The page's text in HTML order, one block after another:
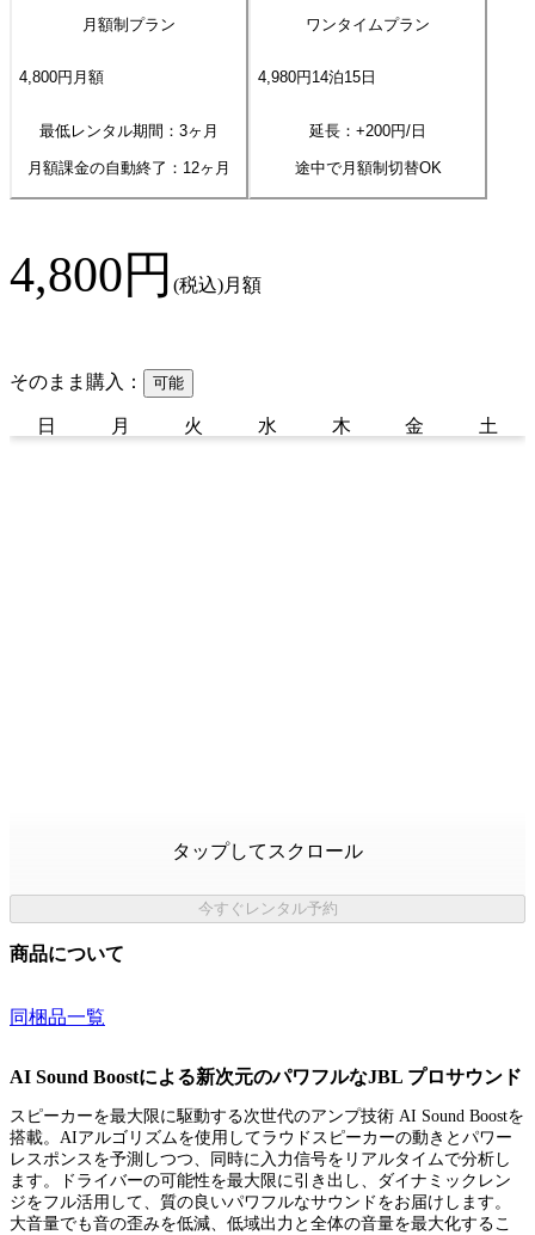
月額制プラン
4,800円 月額
最低レンタル期間：3ヶ月
月額課金の自動終了： 12ヶ月
ワンタイムプラン
4,980円 14泊15 日
延長：+200円/日
途中で月額制切替OK
4,800円 (税込)月額
そのまま購入： 可能
日 月 火 水 木 金 土
タップしてスクロール
今すぐレンタル予約
商品について
同梱品一覧
AI Sound Boostによる新次元のパワフルなJBL プロサウンド
スピーカーを最大限に駆動する次世代のアンプ技術 AI Sound Boostを
搭載。AIアルゴリズムを使用してラウドスピーカーの動きとパワー
レスポンスを予測しつつ、同時に入力信号をリアルタイムで分析し
ます。ドライバーの可能性を最大限に引き出し、ダイナミックレン
ジをフル活用して、質の良いパワフルなサウンドをお届けします。
大音量でも音の歪みを低減、低域出力と全体の音量を最大化するこ